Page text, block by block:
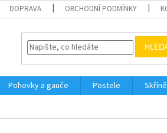
DOPRAVA OBCHODNÍ PODMÍNKY
Pohovky a gauče Postele Skříně